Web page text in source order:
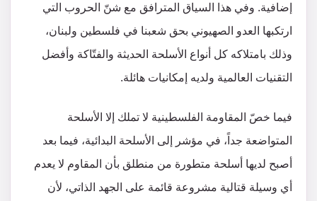
إضافية. وفي هذا السياق المترافق مع شنّ الحروب التي
ارتكبها العدو الصهيوني بحق شعبنا في فلسطين ولبنان،
وذلك بامتلاكه كل أنواع الأسلحة الحديثة والفتّاكة وأفضل
التقنيات العالمية ولديه إمكانيات هائلة.
فيما خصّ المقاومة الفلسطينية لا تملك إلا الأسلحة
المتواضعة جداً، في مؤشر إلى الأسلحة البدائية، فيما بعد
أصبح لديها أسلحة متطورة من منطلق بأن المقاوم لا يعدم
أي وسيلة قتالية مشروعة قائمة على الجهد الذاتي، لأن